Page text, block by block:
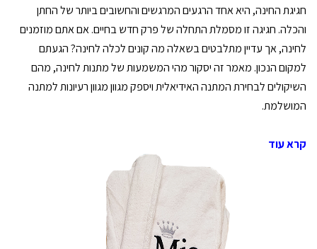
חגיגת החינה, היא אחד הרגעים המרגשים והחשובים ביותר של החתן
והכלה. חגיגה זו מסמלת התחלה של פרק חדש בחיים. אם אתם מוזמנים
לחינה, אך עדיין מתלבטים בשאלה מה קונים לכלה לחינה? הגעתם
למקום הנכון. מאמר זה יסקור מהי המשמעות של מתנות לחינה, מהם
השיקולים לבחירת המתנה האידיאלית ויספק מגוון מגוון רעיונות למתנה
המושלמת.
קרא עוד